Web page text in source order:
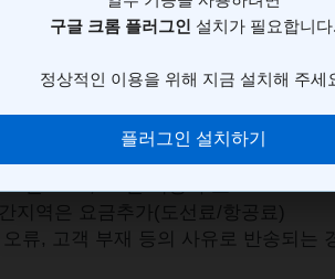
관련상품 배송안내 반
택배, 대신택배, 경동택배, 기타
후 1~ 3일 소요 (택배사 사정에 따라 변
원 / 100,000원 이상 무료
지역은 요금추가(도선료/항공료)
류, 고객 부재 등의 사유로 반송되는